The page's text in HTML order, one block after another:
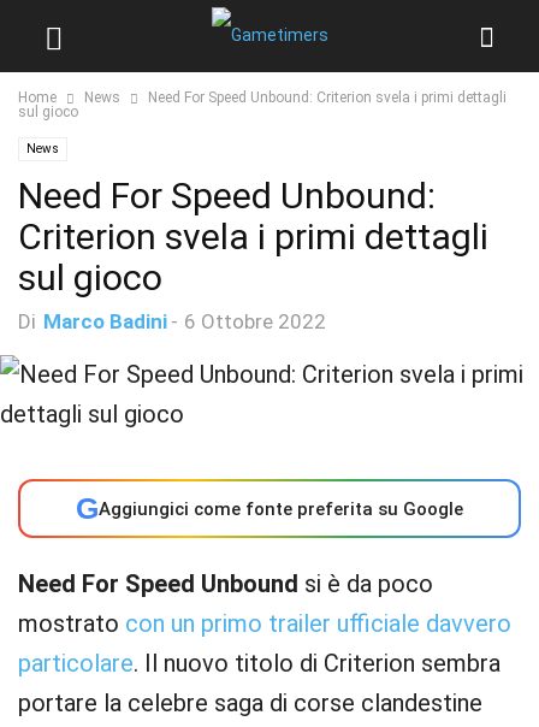
Home News
Need For Speed Unbound: Criterion svela i primi dettagli
sul gioco
News
Need For Speed Unbound:
Criterion svela i primi dettagli
sul gioco
Di Marco Badini - 6 Ottobre 2022
GAggiungici come fonte preferita su Google
Need For Speed Unbound si è da poco
mostrato con un primo trailer ufficiale davvero
particolare. Il nuovo titolo di Criterion sembra
portare la celebre saga di corse clandestine